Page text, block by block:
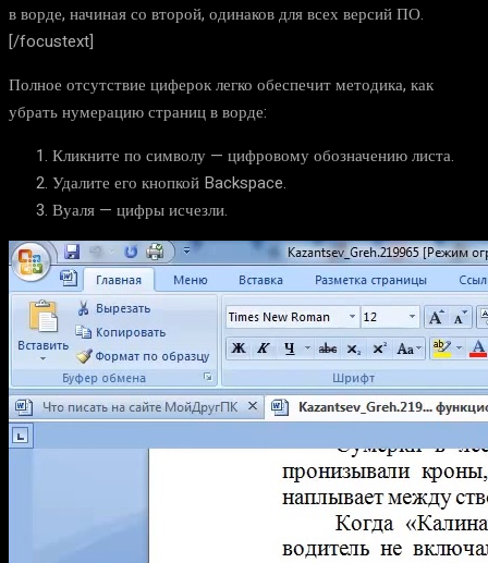
в ворде, начиная со второй, одинаков для всех версий ПО.
[/focustext]
Полное отсутствие циферок легко обеспечит методика, как
убрать нумерацию страниц в ворде:
Кликните по символу — цифровому обозначению листа.
Удалите его кнопкой Backspace.
Вуаля — цифры исчезли.